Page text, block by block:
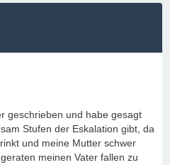
geschrieben und habe gesagt
Stufen der Eskalation gibt, da
und meine Mutter schwer
meinen Vater fallen zu